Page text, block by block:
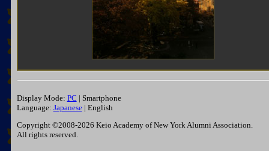
Display Mode: PC | Smartphone
Language: Japanese| English
Copyright ©2008-2026 Keio Academy of New York Alumni Association.
All rights reserved.